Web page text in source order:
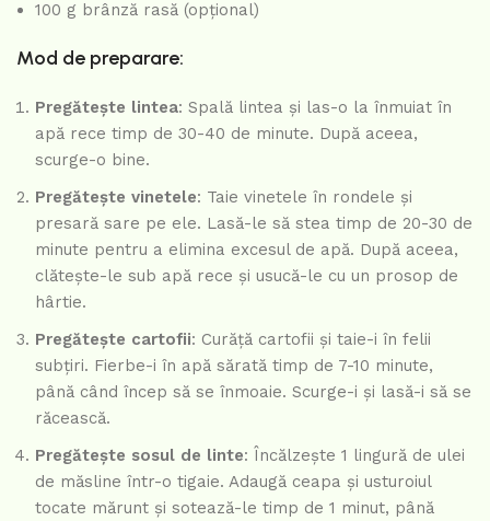
100 g brânză rasă (opțional)
Mod de preparare:
Pregătește lintea: Spală lintea și las-o la înmuiat în
apă rece timp de 30-40 de minute. După aceea,
scurge-o bine.
Pregătește vinetele: Taie vinetele în rondele și
presară sare pe ele. Lasă-le să stea timp de 20-30 de
minute pentru a elimina excesul de apă. După aceea,
clătește-le sub apă rece și usucă-le cu un prosop de
hârtie.
Pregătește cartofii: Curăță cartofii și taie-i în felii
subțiri. Fierbe-i în apă sărată timp de 7-10 minute,
până când încep să se înmoaie. Scurge-i și lasă-i să se
răcească.
Pregătește sosul de linte: Încălzește 1 lingură de ulei
de măsline într-o tigaie. Adaugă ceapa și usturoiul
tocate mărunt și sotează-le timp de 1 minut, până